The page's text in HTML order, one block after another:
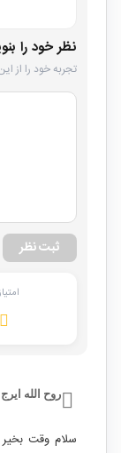
نظر خود را
تجربه خود را از
ثبت نظر
روح الله
سلام وقت